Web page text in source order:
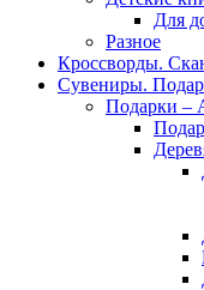
Для
Разное
Кроссворды.
Сувениры.
Подарки –